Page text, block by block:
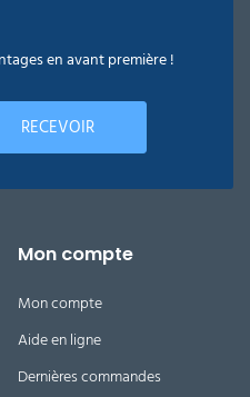
en avant première !
RECEVOIR
Mon compte
Mon compte
Aide en ligne
Dernières commandes